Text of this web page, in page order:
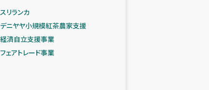
急支援
ーブ植林活動
スリランカ
デニヤヤ小規模紅茶農家支援
経済自立支援事業
フェアトレード事業